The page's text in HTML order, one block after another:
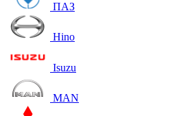
ПАЗ
Hino
Isuzu
MAN